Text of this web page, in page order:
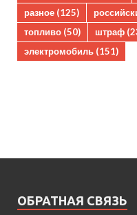
разное (125)
топливо (50) штраф
электромобиль (151)
ОБРАТНАЯ СВЯЗЬ